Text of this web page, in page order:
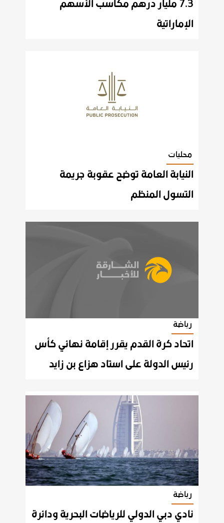
7.3 مليار درهم مكاسب الأسهم
الإماراتية
محليات
النيابة العامة توضح عقوبة جريمة
التسول المنظم
رياضة
اتحاد كرة القدم يقرر إقامة نهائي كأس
رئيس الدولة على استاد هزاع بن زايد
رياضة
نادي دبي الدولي للرياضات البحرية ودائرة